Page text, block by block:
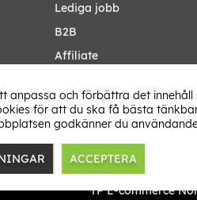
Lediga jobb
B2B
Affiliate
Ändra Land
TP E-commerce
anpassa och förbättra det innehåll
för att du ska få bästa
godkänner du
ACCEPTERA